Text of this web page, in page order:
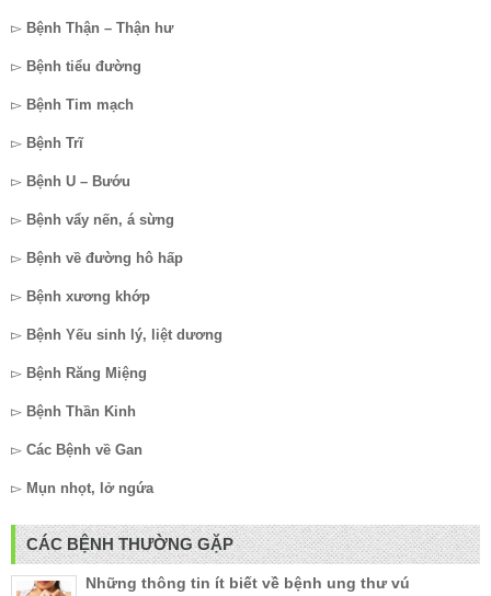
▻ Bệnh Thận – Thận hư
▻ Bệnh tiểu đường
▻ Bệnh Tim mạch
▻ Bệnh Trĩ
▻ Bệnh U – Bướu
▻ Bệnh vẩy nến, á sừng
▻ Bệnh về đường hô hấp
▻ Bệnh xương khớp
▻ Bệnh Yếu sinh lý, liệt dương
▻ Bệnh Răng Miệng
▻ Bệnh Thần Kinh
▻ Các Bệnh về Gan
▻ Mụn nhọt, lở ngứa
CÁC BỆNH THƯỜNG GẶP
Những thông tin ít biết về bệnh ung thư vú